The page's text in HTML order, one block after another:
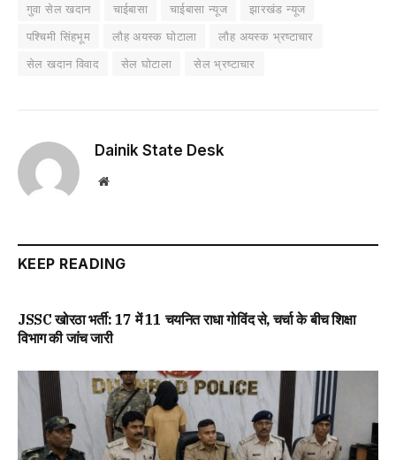
गुवा सेल खदान
चाईबासा चाईबासा न्यूज
झारखंड न्यूज
पश्चिमी सिंहभूम
लौह अयस्क घोटाला
लौह अयस्क भ्रष्टाचार
सेल खदान विवाद
सेल घोटाला सेल भ्रष्टाचार
Dainik State Desk
Website
KEEP READING
JSSC खोरठा भर्ती: 17 में 11 चयनित राधा गोविंद से, चर्चा के बीच शिक्षा
विभाग की जांच जारी